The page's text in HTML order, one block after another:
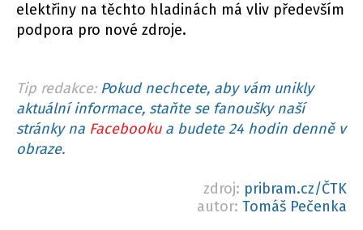
elektřiny na těchto hladinách má vliv především
podpora pro nové zdroje.
Tip redakce: Pokud nechcete, aby vám unikly
aktuální informace, staňte se fanoušky naší
stránky na Facebookua budete 24 hodin denně v
obraze.
zdroj: pribram.cz/ČTK
autor: Tomáš Pečenka